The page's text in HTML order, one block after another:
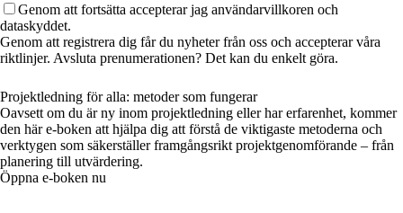
Genom att fortsätta accepterar jag användarvillkoren och
dataskyddet.
Genom att registrera dig får du nyheter från oss och accepterar våra
riktlinjer. Avsluta prenumerationen? Det kan du enkelt göra.
Projektledning för alla: metoder som fungerar
Oavsett om du är ny inom projektledning eller har erfarenhet, kommer
den här e-boken att hjälpa dig att förstå de viktigaste metoderna och
verktygen som säkerställer framgångsrikt projektgenomförande – från
planering till utvärdering.
Öppna e-boken nu